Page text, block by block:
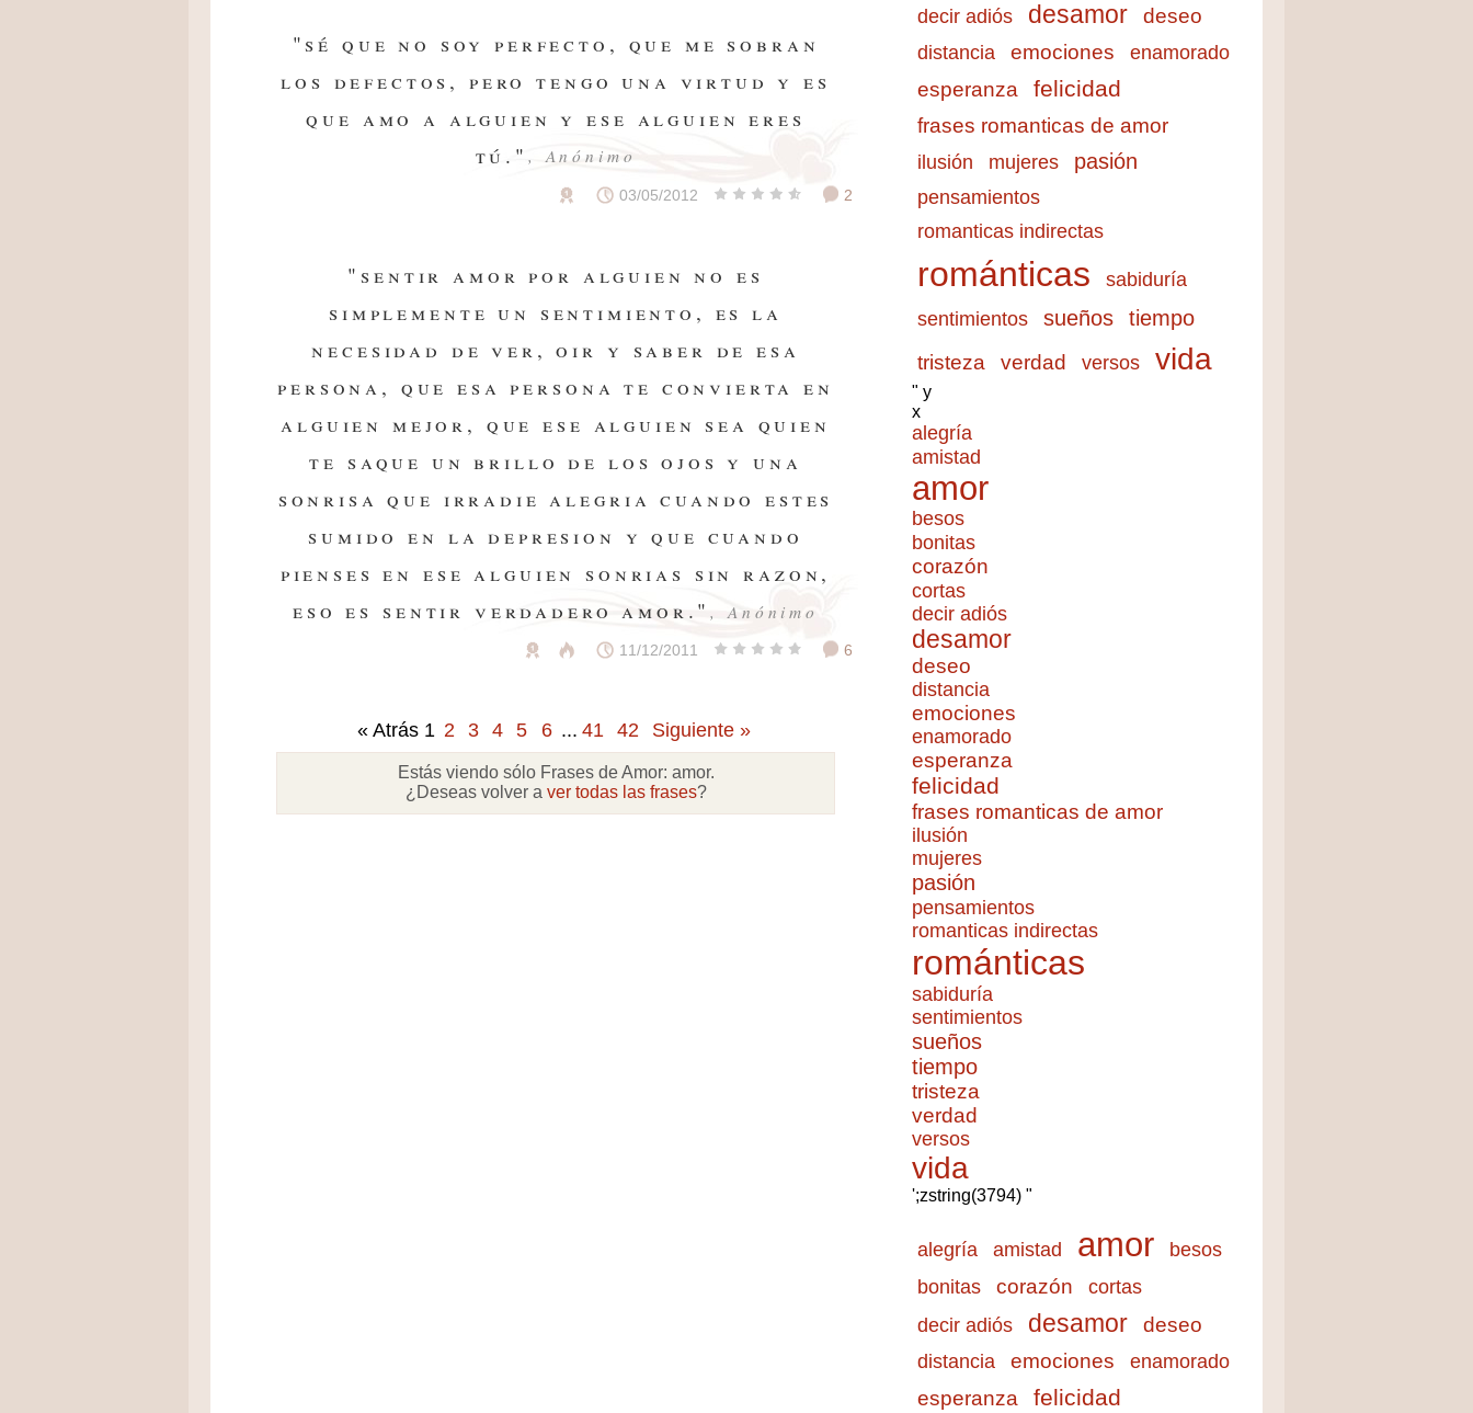
"sé que no soy perfecto, que me sobran
los defectos, pero tengo una virtud y es
que amo a alguien y ese alguien eres
tú." , Anónimo
03/05/2012 2
"sentir amor por alguien no es
simplemente un sentimiento, es la
necesidad de ver, oir y saber de esa
persona, que esa persona te convierta en
alguien mejor, que ese alguien sea quien
te saque un brillo de los ojos y una
sonrisa que irradie alegria cuando estes
sumido en la depresion y que cuando
pienses en ese alguien sonrias sin razon,
eso es sentir verdadero amor.", Anónimo
11/12/2011 6
« Atrás 1 2 3 4 5 6 ... 41 42 Siguiente »
Estás viendo sólo Frases de Amor: amor.
¿Deseas volver a ver todas las frases?
decir adiós desamor deseo
distancia emociones enamorado
esperanza felicidad
frases romanticas de amor
ilusión mujeres pasión
pensamientos
romanticas indirectas
románticas
sabiduría
sentimientos
sueños tiempo
tristeza verdad versos vida
" y
x
alegría
amistad
amor
besos
bonitas
corazón
cortas
decir adiós
desamor
deseo
distancia
emociones
enamorado
esperanza
felicidad
frases romanticas de amor
ilusión
mujeres
pasión
pensamientos
romanticas indirectas
románticas
sabiduría
sentimientos
sueños
tiempo
tristeza
verdad
versos
vida
';zstring(3794) "
alegría amistad amor besos
bonitas corazón cortas
decir adiós desamor deseo
distancia emociones enamorado
esperanza felicidad